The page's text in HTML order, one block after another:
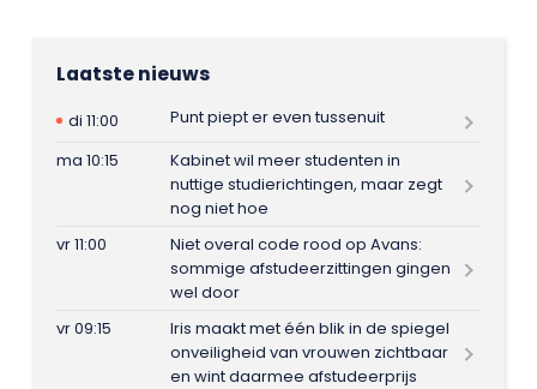
Laatste nieuws
di 11:00
Punt piept er even tussenuit
ma 10:15
Kabinet wil meer studenten in
nuttige studierichtingen, maar zegt
nog niet hoe
vr 11:00
Niet overal code rood op Avans:
sommige afstudeerzittingen gingen
wel door
vr 09:15
Iris maakt met één blik in de spiegel
onveiligheid van vrouwen zichtbaar
en wint daarmee afstudeerprijs